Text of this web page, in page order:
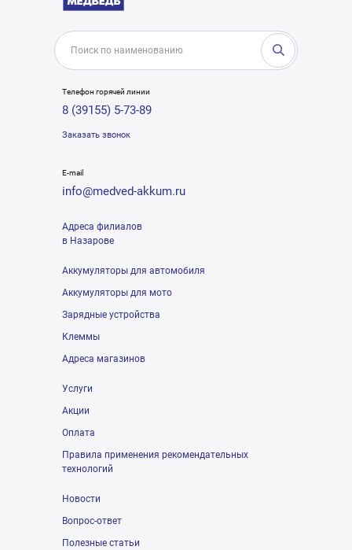
Телефон горячей линии
8 (39155) 5-73-89
Заказать звонок
E-mail
info@medved-akkum.ru
Адреса филиалов
в Назарове
Аккумуляторы для автомобиля
Аккумуляторы для мото
Зарядные устройства
Клеммы
Адреса магазинов
Услуги
Акции
Оплата
Правила применения рекомендательных
технологий
Новости
Вопрос-ответ
Полезные статьи